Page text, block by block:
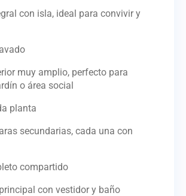
con isla, ideal para convivir y
muy amplio, perfecto para
o área social
planta
secundarias, cada una con
compartido
con vestidor y baño